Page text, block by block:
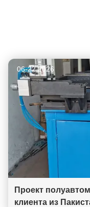
06-22 2026
Проект
клиента из